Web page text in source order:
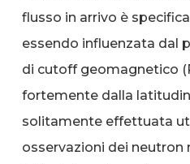
flusso in arrivo è
essendo influenzata dal
di cutoff geomagnetico
fortemente dalla
solitamente effettuata
osservazioni dei